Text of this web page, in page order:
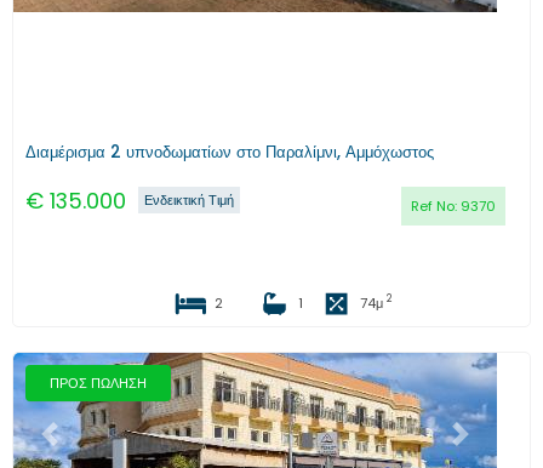
Διαμέρισμα 2 υπνοδωματίων στο Παραλίμνι, Αμμόχωστος
€ 135.000 Ref No: 9370
Ενδεικτική Τιμή
2 1 74μ 2
ΠΡΟΣ ΠΩΛΗΣΗ
Προηγούμενο Επόμενο